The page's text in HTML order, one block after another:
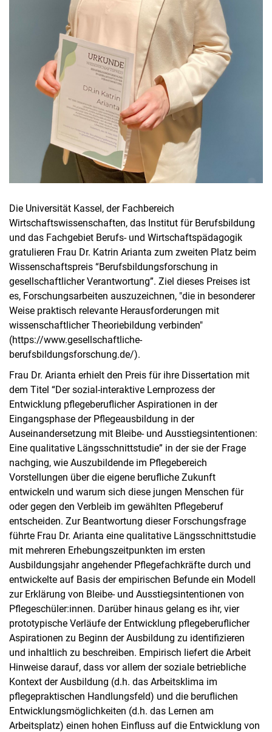
Die Universität Kassel, der Fachbereich
Wirtschaftswissenschaften, das Institut für Berufsbildung
und das Fachgebiet Berufs- und Wirtschaftspädagogik
gratulieren Frau Dr. Katrin Arianta zum zweiten Platz beim
Wissenschaftspreis “Berufsbildungsforschung in
gesellschaftlicher Verantwortung”. Ziel dieses Preises ist
es, Forschungsarbeiten auszuzeichnen, "die in besonderer
Weise praktisch relevante Herausforderungen mit
wissenschaftlicher Theoriebildung verbinden"
(https://www.gesellschaftliche-
berufsbildungsforschung.de/).
Frau Dr. Arianta erhielt den Preis für ihre Dissertation mit
dem Titel “Der sozial-interaktive Lernprozess der
Entwicklung pflegeberuflicher Aspirationen in der
Eingangsphase der Pflegeausbildung in der
Auseinandersetzung mit Bleibe- und Ausstiegsintentionen:
Eine qualitative Längsschnittstudie” in der sie der Frage
nachging, wie Auszubildende im Pflegebereich
Vorstellungen über die eigene berufliche Zukunft
entwickeln und warum sich diese jungen Menschen für
oder gegen den Verbleib im gewählten Pflegeberuf
entscheiden. Zur Beantwortung dieser Forschungsfrage
führte Frau Dr. Arianta eine qualitative Längsschnittstudie
mit mehreren Erhebungszeitpunkten im ersten
Ausbildungsjahr angehender Pflegefachkräfte durch und
entwickelte auf Basis der empirischen Befunde ein Modell
zur Erklärung von Bleibe- und Ausstiegsintentionen von
Pflegeschüler:innen. Darüber hinaus gelang es ihr, vier
prototypische Verläufe der Entwicklung pflegeberuflicher
Aspirationen zu Beginn der Ausbildung zu identifizieren
und inhaltlich zu beschreiben. Empirisch liefert die Arbeit
Hinweise darauf, dass vor allem der soziale betriebliche
Kontext der Ausbildung (d.h. das Arbeitsklima im
pflegepraktischen Handlungsfeld) und die beruflichen
Entwicklungsmöglichkeiten (d.h. das Lernen am
Arbeitsplatz) einen hohen Einfluss auf die Entwicklung von